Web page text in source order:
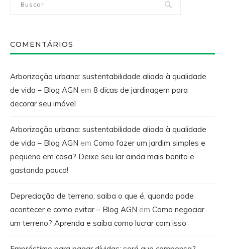
COMENTÁRIOS
Arborização urbana: sustentabilidade aliada à qualidade
de vida – Blog AGN em 8 dicas de jardinagem para
decorar seu imóvel
Arborização urbana: sustentabilidade aliada à qualidade
de vida – Blog AGN em Como fazer um jardim simples e
pequeno em casa? Deixe seu lar ainda mais bonito e
gastando pouco!
Depreciação de terreno: saiba o que é, quando pode
acontecer e como evitar – Blog AGN em Como negociar
um terreno? Aprenda e saiba como lucrar com isso